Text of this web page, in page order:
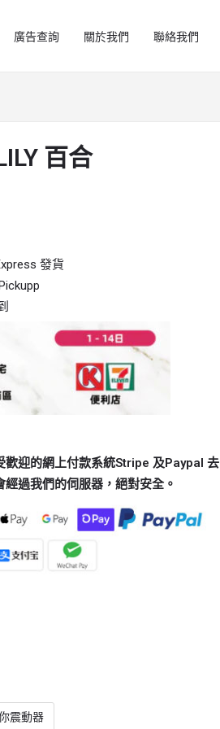
廣告查詢 關於我們 聯絡我們
百合
發貨
歡迎的網上付款系統Stripe 及Paypal 去
過我們的伺服器，絕對安全。
震動器